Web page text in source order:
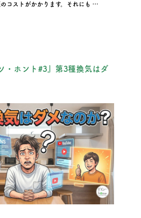
コストがかかります。それにも …
のリノベーションは危険！後悔しないための断熱
・ホント#3』第3種換気はダ